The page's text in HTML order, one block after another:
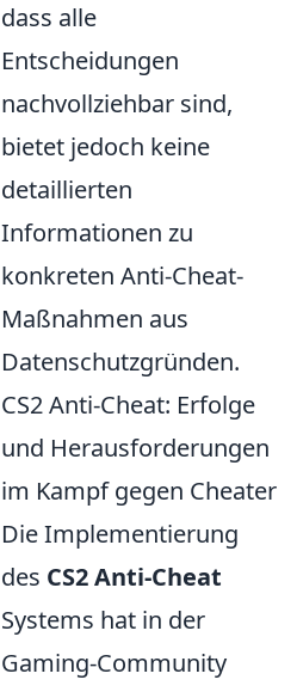
dass alle
Entscheidungen
nachvollziehbar sind,
bietet jedoch keine
detaillierten
Informationen zu
konkreten Anti-Cheat-
Maßnahmen aus
Datenschutzgründen.
CS2 Anti-Cheat: Erfolge
und Herausforderungen
im Kampf gegen Cheater
Die Implementierung
des CS2 Anti-Cheat
Systems hat in der
Gaming-Community